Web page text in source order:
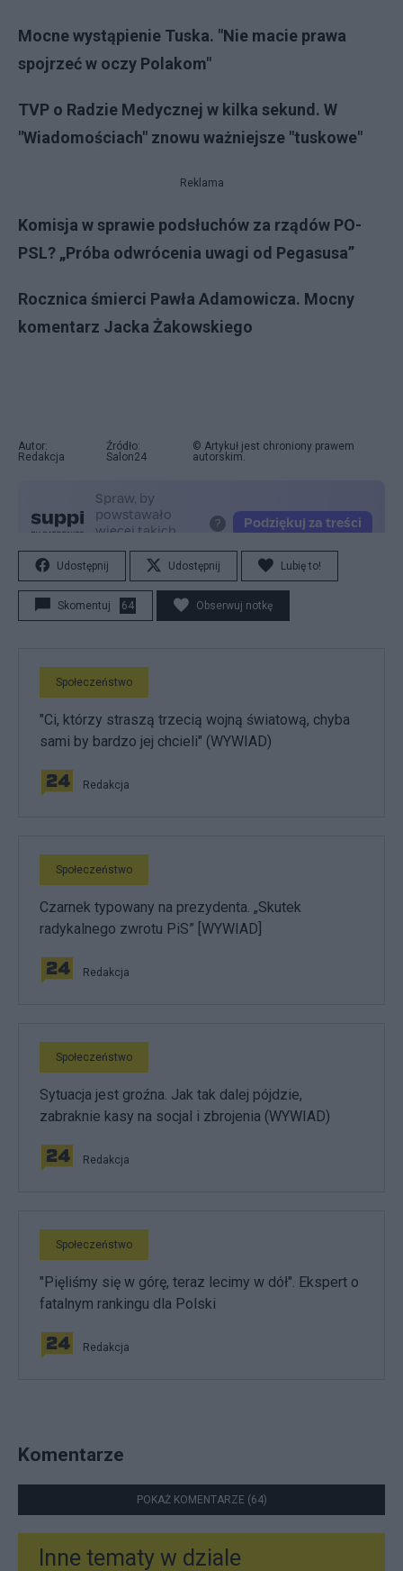
Mocne wystąpienie Tuska. "Nie macie prawa
spojrzeć w oczy Polakom"
TVP o Radzie Medycznej w kilka sekund. W
"Wiadomościach" znowu ważniejsze "tuskowe"
Reklama
Komisja w sprawie podsłuchów za rządów PO-
PSL? „Próba odwrócenia uwagi od Pegasusa”
Rocznica śmierci Pawła Adamowicza. Mocny
komentarz Jacka Żakowskiego
Autor:
Redakcja
Źródło:
Salon24
© Artykuł jest chroniony prawem
autorskim.
Udostępnij Udostępnij Lubię to!
Skomentuj 64 Obserwuj notkę
Społeczeństwo
"Ci, którzy straszą trzecią wojną światową, chyba
sami by bardzo jej chcieli" (WYWIAD)
Redakcja
Społeczeństwo
Czarnek typowany na prezydenta. „Skutek
radykalnego zwrotu PiS” [WYWIAD]
Redakcja
Społeczeństwo
Sytuacja jest groźna. Jak tak dalej pójdzie,
zabraknie kasy na socjal i zbrojenia (WYWIAD)
Redakcja
Społeczeństwo
"Pięliśmy się w górę, teraz lecimy w dół". Ekspert o
fatalnym rankingu dla Polski
Redakcja
Komentarze
POKAŻ KOMENTARZE (64)
Inne tematy w dziale